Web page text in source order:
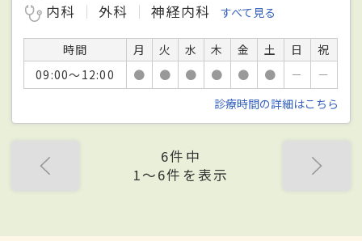
内科
外科 神経内科 すべて見る
時間 月 火 水 木 金 土 日
祝
09:00～12:00
● ● ● ● ● ● －
－
診療時間の詳細はこちら
6件中
1〜6件を表示